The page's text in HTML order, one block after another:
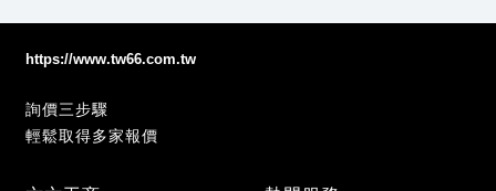
https://www.tw66.com.tw
詢價三步驟
輕鬆取得多家報價